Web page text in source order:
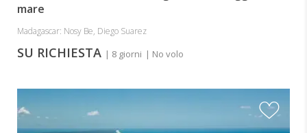
mare
Madagascar: Nosy Be, Diego Suarez
SU RICHIESTA | 8 giorni | No volo